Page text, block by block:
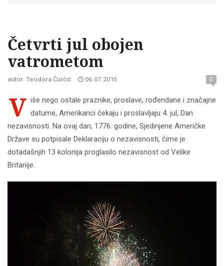
Četvrti jul obojen
vatrometom
autor: Teodora Ćurčić 06.07.2015 0
V iše nego ostale praznike, proslave, rođendane i značajne
datume, Amerikanci čekaju i proslavljaju 4. jul, Dan
nezavisnosti. Na ovaj dan, 1776. godine, Sjedinjene Američke
Države su potpisale Deklaraciju o nezavisnosti, čime je
dotadašnjih 13 kolonija proglasilo nezavisnost od Velike
Britanije.